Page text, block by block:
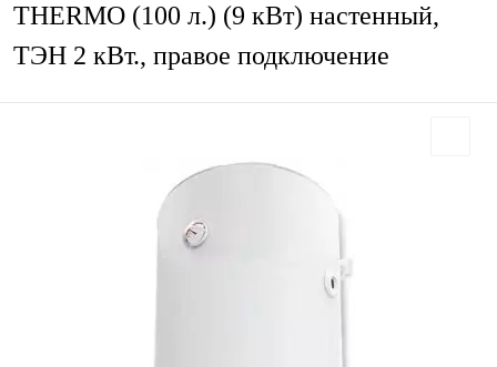
THERMO (100 л.) (9 кВт) настенный,
ТЭН 2 кВт., правое подключение